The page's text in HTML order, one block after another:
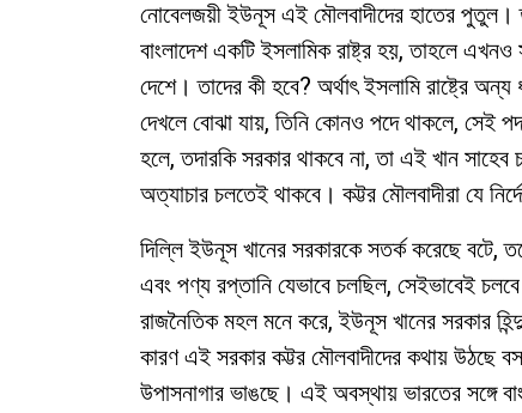
নোবেলজয়ী ইউনূস এই মৌলবাদীদের হাতের পুতুল।
বাংলাদেশ একটি ইসলামিক রাষ্ট্র হয়, তাহলে
দেশে। তাদের কী হবে? অর্থাৎ ইসলামি রাষ্ট্রে
দেখলে বোঝা যায়, তিনি কোনও পদে থাকলে, সেই
হলে, তদারকি সরকার থাকবে না, তা এই খান
অত্যাচার চলতেই থাকবে। কট্টর মৌলবাদীরা যে
দিল্লি ইউনূস খানের সরকারকে সতর্ক করেছে বটে,
এবং পণ্য রপ্তানি যেভাবে চলছিল, সেইভাবেই
রাজনৈতিক মহল মনে করে, ইউনূস খানের সরকার
কারণ এই সরকার কট্টর মৌলবাদীদের কথায় উঠছে
উপাসনাগার ভাঙছে। এই অবস্থায় ভারতের সঙ্গে